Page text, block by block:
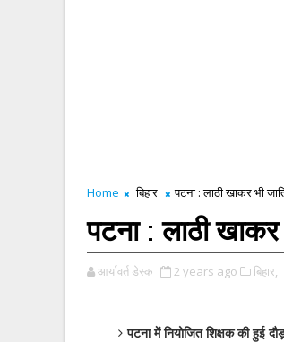
Home बिहार पटना : लाठी खाकर भी
पटना : लाठी
आर्यावर्त डेस्क 2 years ago बिहार,
पटना में नियोजित शिक्षक की हुई